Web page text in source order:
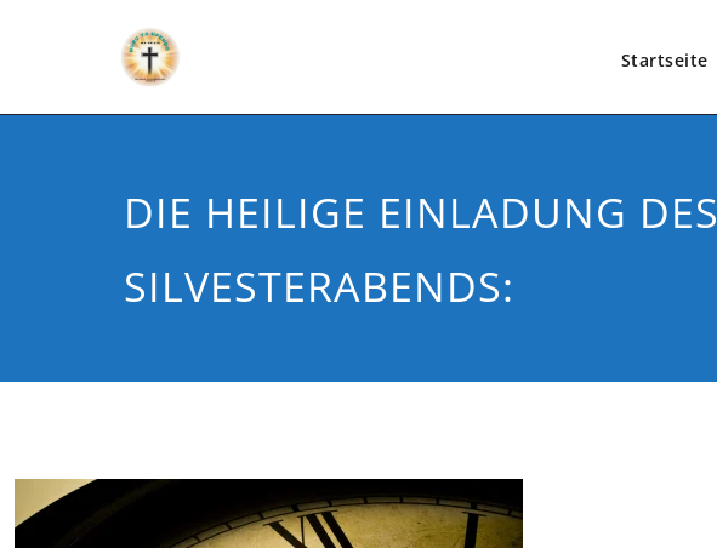
Startseite
DIE HEILIGE EINLADUNG DES
SILVESTERABENDS: